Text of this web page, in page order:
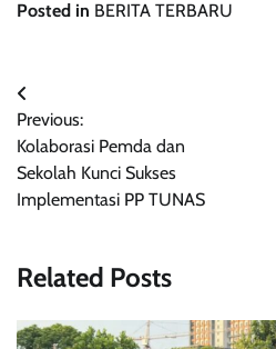
Posted in BERITA TERBARU
Navigasi
pos
Previous:
Kolaborasi Pemda dan
Sekolah Kunci Sukses
Implementasi PP TUNAS
Related Posts